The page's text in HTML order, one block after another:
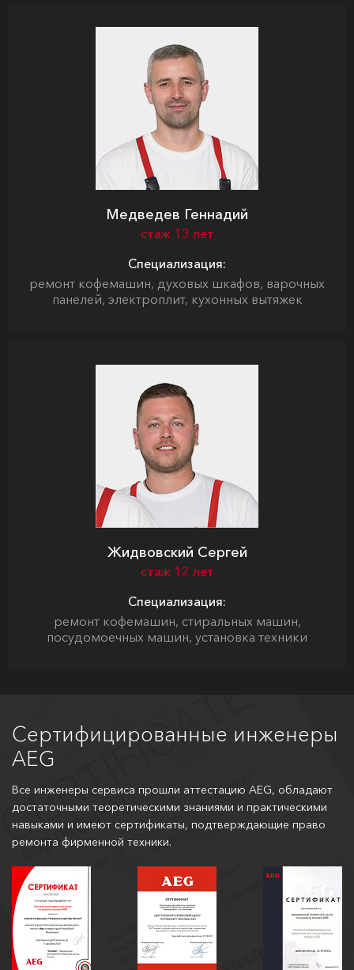
Медведев Геннадий
стаж 13 лет
Специализация:
ремонт кофемашин, духовых шкафов, варочных
панелей, электроплит, кухонных вытяжек
Жидвовский Сергей
стаж 12 лет
Специализация:
ремонт кофемашин, стиральных машин,
посудомоечных машин, установка техники
Сертифицированные инженеры
AEG
Все инженеры сервиса прошли аттестацию AEG, обладают
достаточными теоретическими знаниями и практическими
навыками и имеют сертификаты, подтверждающие право
ремонта фирменной техники.